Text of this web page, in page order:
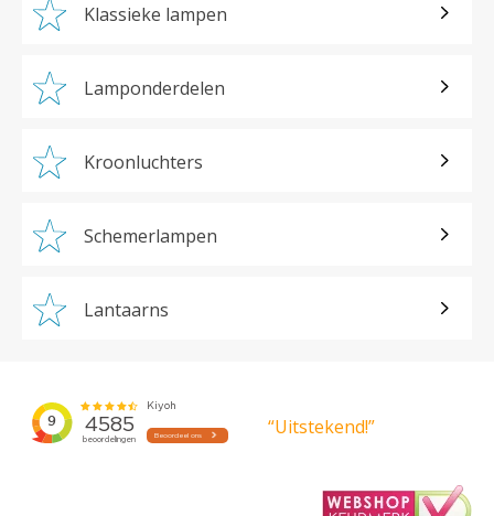
Klassieke lampen
Lamponderdelen
Kroonluchters
Schemerlampen
Lantaarns
“Uitstekend!”